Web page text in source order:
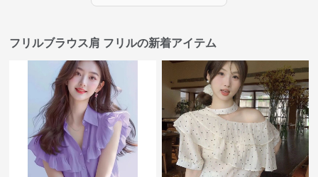
フリルブラウス肩 フリルの新着アイテム